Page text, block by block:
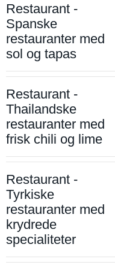
Restaurant -
Spanske
restauranter med
sol og tapas
Restaurant -
Thailandske
restauranter med
frisk chili og lime
Restaurant -
Tyrkiske
restauranter med
krydrede
specialiteter